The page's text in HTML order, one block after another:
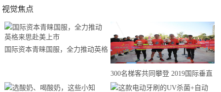
视觉焦点
国际资本青睐国服，全力推动英格
300名梯客共同攀登 2019国际垂直
马拉松超级精英赛顺德海骏达中心